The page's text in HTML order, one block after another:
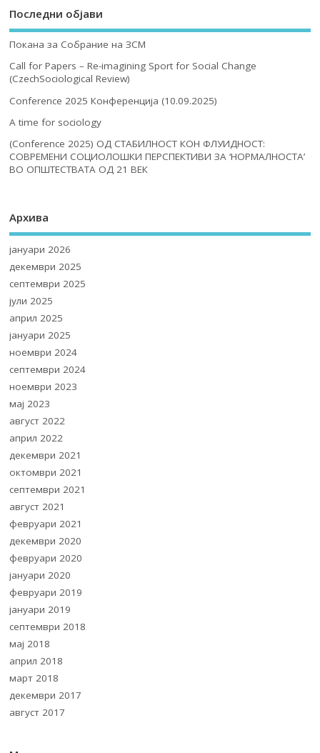
Последни објави
Покана за Собрание на ЗСМ
Call for Papers – Re-imagining Sport for Social Change
(CzechSociological Review)
Conference 2025 Конференција (10.09.2025)
A time for sociology
(Conference 2025) ОД СТАБИЛНОСТ КОН ФЛУИДНОСТ:
СОВРЕМЕНИ СОЦИОЛОШКИ ПЕРСПЕКТИВИ ЗА ‘НОРМАЛНОСТА’
ВО ОПШТЕСТВАТА ОД 21 ВЕК
Архива
јануари 2026
декември 2025
септември 2025
јули 2025
април 2025
јануари 2025
ноември 2024
септември 2024
ноември 2023
мај 2023
август 2022
април 2022
декември 2021
октомври 2021
септември 2021
август 2021
февруари 2021
декември 2020
февруари 2020
јануари 2020
февруари 2019
јануари 2019
септември 2018
мај 2018
април 2018
март 2018
декември 2017
август 2017